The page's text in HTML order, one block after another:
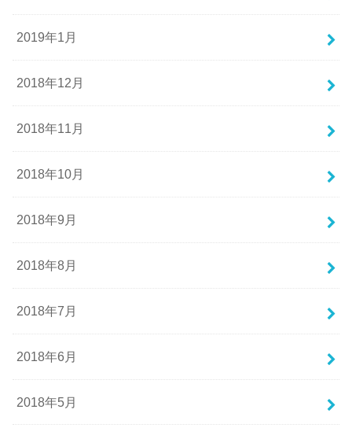
2019年1月
2018年12月
2018年11月
2018年10月
2018年9月
2018年8月
2018年7月
2018年6月
2018年5月